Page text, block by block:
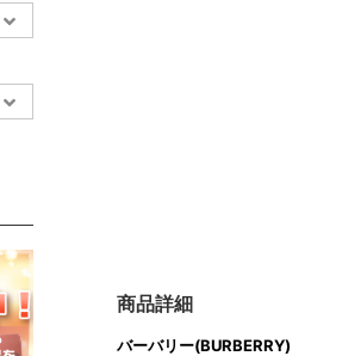
商品詳細
バーバリー(BURBERRY)